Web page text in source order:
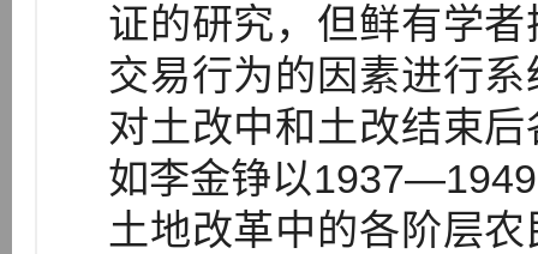
证的研究，但鲜有学
交易行为的因素进行
对土改中和土改结束
如李金铮以
土地改革中的各阶层